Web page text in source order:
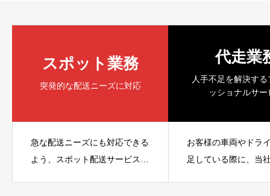
スポット業務
突発的な配送ニーズに対応
急な配送ニーズにも対応できる
よう、スポット配送サービスを
代走業
人手不足を解決す
ッショナルサー
お客様の車両やドラ
足している際に、当